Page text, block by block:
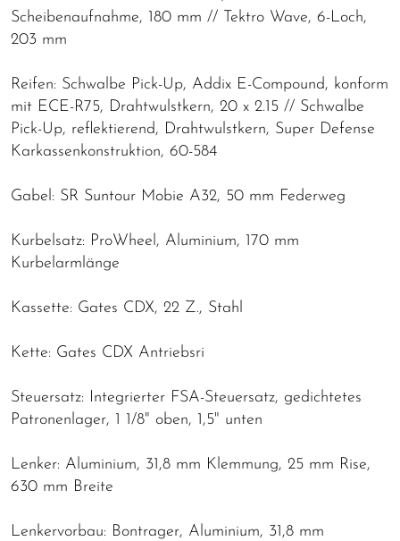
Scheibenaufnahme, 180 mm // Tektro Wave, 6-Loch,
203 mm
Reifen: Schwalbe Pick-Up, Addix E-Compound, konform
mit ECE-R75, Drahtwulstkern, 20 x 2.15 // Schwalbe
Pick-Up, reflektierend, Drahtwulstkern, Super Defense
Karkassenkonstruktion, 60-584
Gabel: SR Suntour Mobie A32, 50 mm Federweg
Kurbelsatz: ProWheel, Aluminium, 170 mm
Kurbelarmlänge
Kassette: Gates CDX, 22 Z., Stahl
Kette: Gates CDX Antriebsri
Steuersatz: Integrierter FSA-Steuersatz, gedichtetes
Patronenlager, 1 1/8" oben, 1,5" unten
Lenker: Aluminium, 31,8 mm Klemmung, 25 mm Rise,
630 mm Breite
Lenkervorbau: Bontrager, Aluminium, 31,8 mm